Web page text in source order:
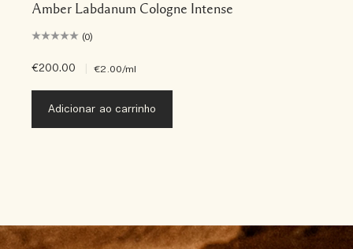
Amber Labdanum Cologne Intense
(0)
€200.00 €2.00/ml
Adicionar ao carrinho